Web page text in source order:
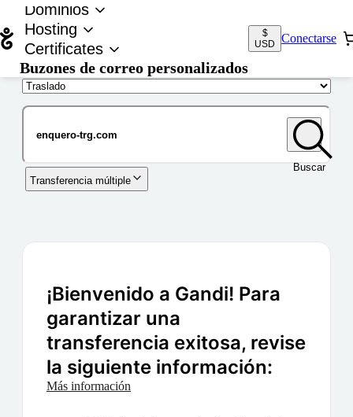
Dominios
Hosting
Certificates
Buzones de correo personalizados
$
USD
Conectarse
Buscar
Transferencia múltiple
¡Bienvenido a Gandi! Para
garantizar una
transferencia exitosa, revise
la siguiente información:
Más información